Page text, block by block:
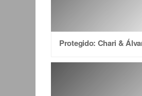
Protegido: Chari &